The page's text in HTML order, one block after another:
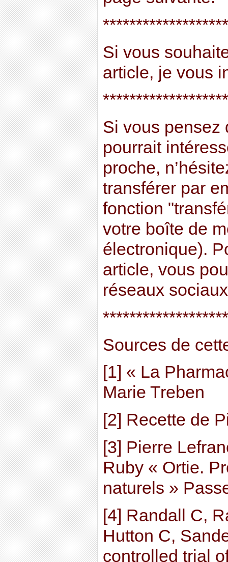
Si vous
article, je vous
Si vous pensez
pourrait
proche,
transférer par
fonction
votre boîte de
électronique).
article, vous
réseaux
Sources de
[1] « La
Marie Treben
[2] Recette de
[3] Pierre
Ruby « Ortie.
naturels »
[4] Randall C,
Hutton C,
controlled trial